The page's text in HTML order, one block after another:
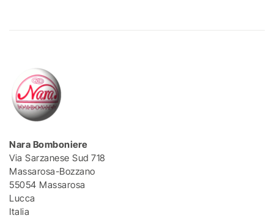
Nara Bomboniere
Via Sarzanese Sud 718
Massarosa-Bozzano
55054 Massarosa
Lucca
Italia